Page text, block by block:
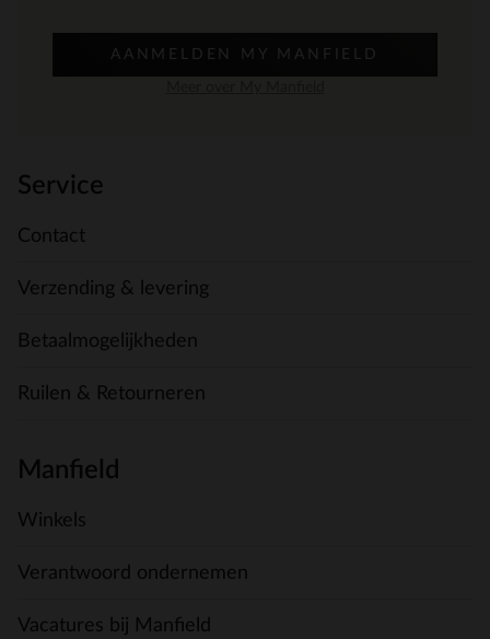
AANMELDEN MY MANFIELD
Service
Contact
Verzending & levering
Betaalmogelijkheden
Ruilen & Retourneren
Manfield
Winkels
Verantwoord ondernemen
Vacatures bij Manfield